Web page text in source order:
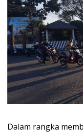
Dalam rangka